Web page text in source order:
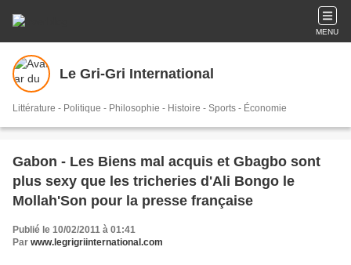
MENU
Le Gri-Gri International
Littérature - Politique - Philosophie - Histoire - Sports - Économie
Gabon - Les Biens mal acquis et Gbagbo sont
plus sexy que les tricheries d'Ali Bongo le
Mollah'Son pour la presse française
Publié le 10/02/2011 à 01:41
Par www.legrigriinternational.com